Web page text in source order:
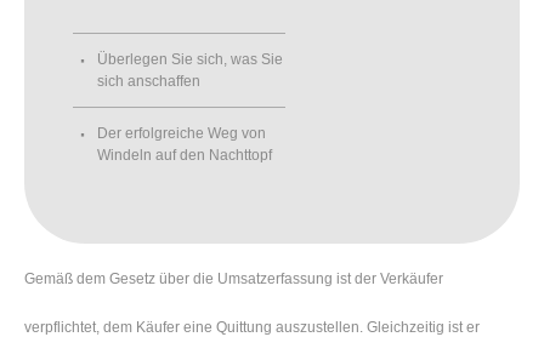
Überlegen Sie sich, was Sie
sich anschaffen
Der erfolgreiche Weg von
Windeln auf den Nachttopf
Gemäß dem Gesetz über die Umsatzerfassung ist der Verkäufer
verpflichtet, dem Käufer eine Quittung auszustellen. Gleichzeitig ist er